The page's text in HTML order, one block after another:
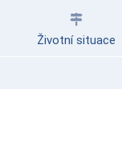
Životní situace